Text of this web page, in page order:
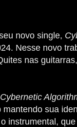
novo single,
Nesse novo
nas
Cybernetic
sua
instrumental,